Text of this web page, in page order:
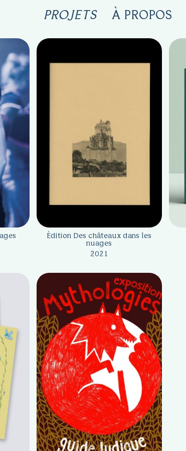
PROJETS À PROPOS
Édition Des châteaux dans les
nuages
2021